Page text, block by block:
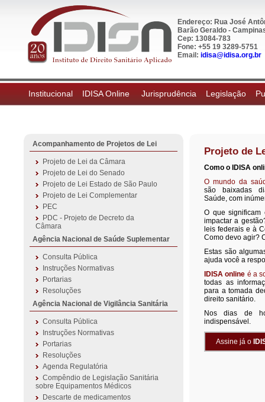
Endereço: Rua José
Barão Geraldo -
Cep: 13084-783
Fone: +55 19 3289-5751
Email: idisa@idisa.org.br
Institucional IDISA Online Jurisprudência Legislação
Acompanhamento de Projetos de Lei
Projeto de Lei da Câmara
Projeto de Lei do Senado
Projeto de Lei Estado de São Paulo
Projeto de Lei Complementar
PEC
PDC - Projeto de Decreto da
Câmara
Agência Nacional de Saúde Suplementar
Consulta Pública
Instruções Normativas
Portarias
Resoluções
Agência Nacional de Vigilância Sanitária
Consulta Pública
Instruções Normativas
Portarias
Resoluções
Agenda Regulatória
Compêndio de Legislação Sanitária
sobre Equipamentos Médicos
Descarte de medicamentos
Projeto de
Como o IDISA
O mundo da
são baixadas
Saúde, com
O que significam
impactar a
leis federais e à
Como devo agir?
Estas são
ajuda você a
IDISA online é a
todas as
para a tomada
direito sanitário.
Nos dias de
indispensável.
Assine já o